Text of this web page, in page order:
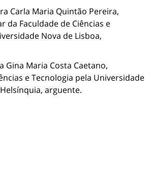
Carla Maria Quintão Pereira,
da Faculdade de Ciências e
Nova de Lisboa,
Gina Maria Costa Caetano,
e Tecnologia pela Universidade
arguente.